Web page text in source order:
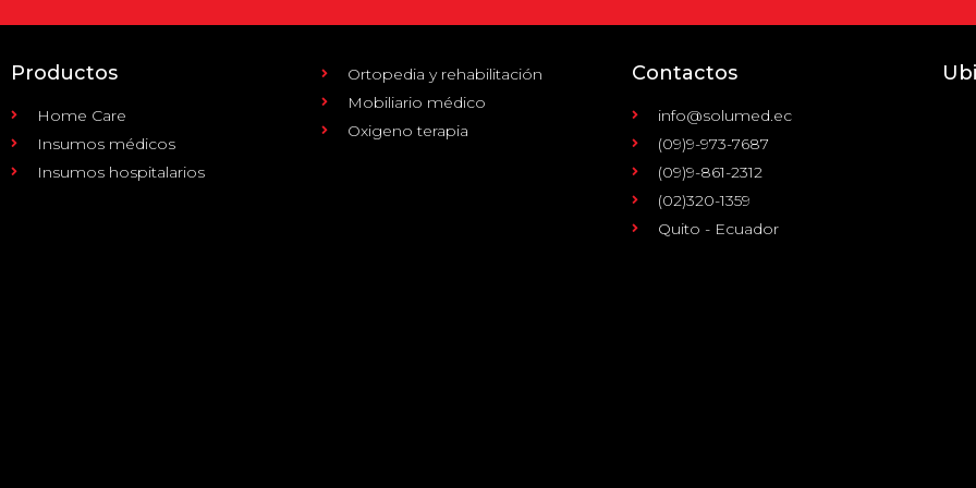
Productos
Home Care
Insumos médicos
Insumos hospitalarios
Ortopedia y rehabilitación
Mobiliario médico
Oxigeno terapia
Contactos
info@solumed.ec
(09)9-973-7687
(09)9-861-2312
(02)320-1359
Quito - Ecuador